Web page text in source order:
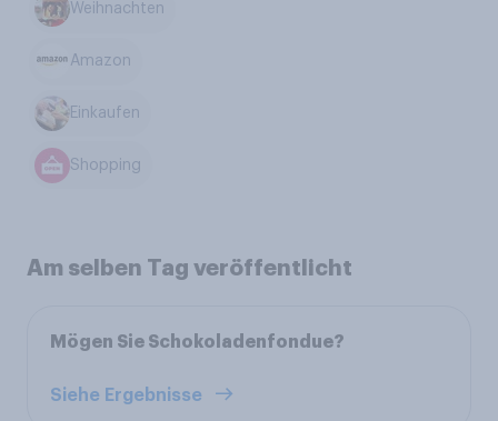
Weihnachten
Amazon
Einkaufen
Shopping
Am selben Tag veröffentlicht
Mögen Sie Schokoladenfondue?
Siehe Ergebnisse